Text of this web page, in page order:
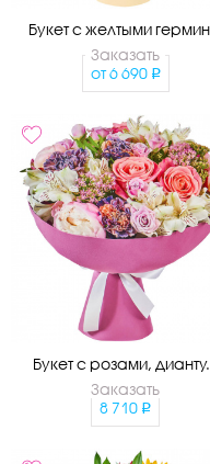
Букет с желтыми
Заказать
от 6 690
Букет с розами,
Заказать
8 710